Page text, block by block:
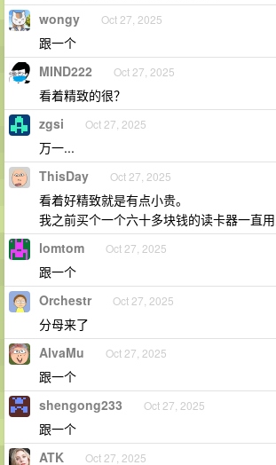
wongy Oct 27, 2025
跟一个
MIND222 Oct 27, 2025
看着精致的很？
zgsi Oct 27, 2025
万一...
ThisDay Oct 27, 2025
看着好精致就是有点小贵。
我之前买个一个六十多块钱的读卡器一直
lomtom Oct 27, 2025
跟一个
Orchestr Oct 27, 2025
分母来了
AlvaMu Oct 27, 2025
跟一个
shengong233 Oct 27, 2025
跟一个
ATK Oct 27, 2025